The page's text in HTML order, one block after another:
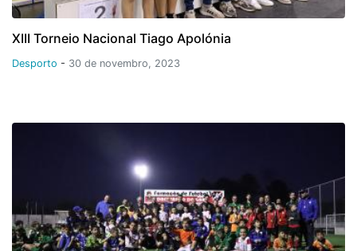
XIII Torneio Nacional Tiago Apolónia
Desporto - 30 de novembro, 2023